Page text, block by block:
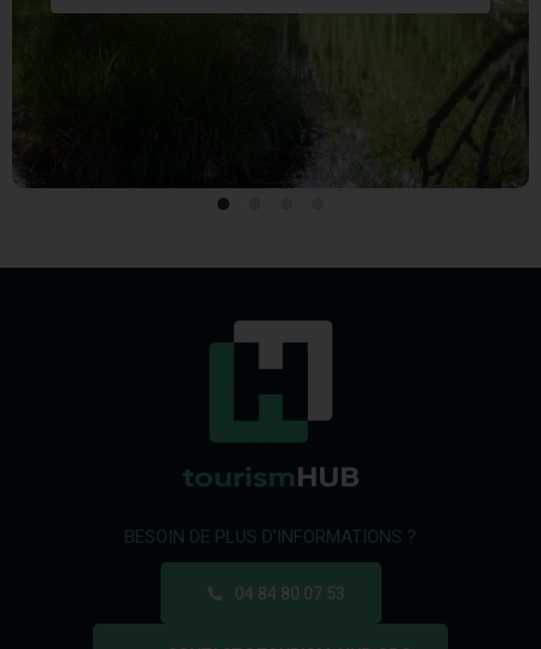
BESOIN DE PLUS D'INFORMATIONS ?
04 84 80 07 53